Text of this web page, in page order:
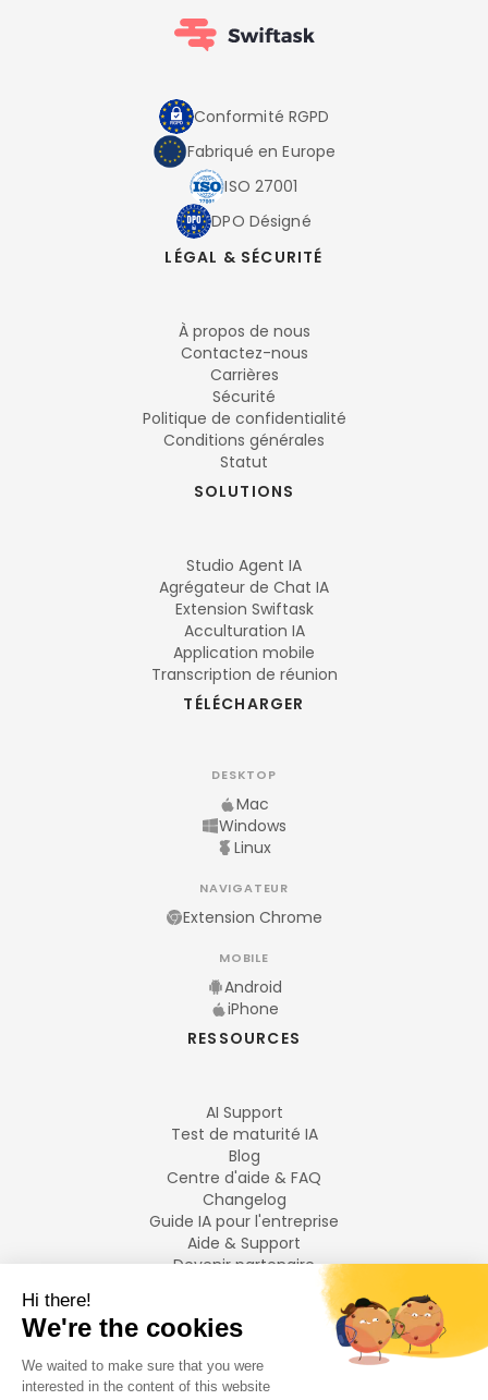
Conformité RGPD
Fabriqué en Europe
ISO 27001
DPO Désigné
LÉGAL & SÉCURITÉ
À propos de nous
Contactez-nous
Carrières
Sécurité
Politique de confidentialité
Conditions générales
Statut
SOLUTIONS
Studio Agent IA
Agrégateur de Chat IA
Extension Swiftask
Acculturation IA
Application mobile
Transcription de réunion
TÉLÉCHARGER
DESKTOP
Mac
Windows
Linux
NAVIGATEUR
Extension Chrome
MOBILE
Android
iPhone
RESSOURCES
AI Support
Test de maturité IA
Blog
Centre d'aide & FAQ
Changelog
Guide IA pour l'entreprise
Aide & Support
Devenir partenaire
LANGUES
Français